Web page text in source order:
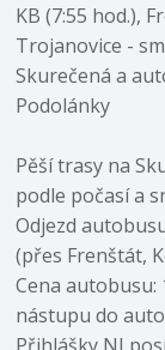
KB (7:55 hod.),
Trojanovice -
Skurečená a
Podolánky
Pěší trasy na
podle počasí a
Odjezd
(přes Frenštát,
Cena autobusu:
nástupu do